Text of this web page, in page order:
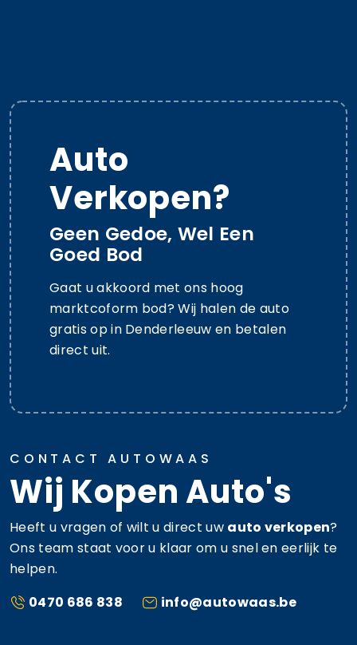
Auto
Verkopen?
Geen Gedoe, Wel Een
Goed Bod
Gaat u akkoord met ons hoog
marktcoform bod? Wij halen de auto
gratis op in Denderleeuw en betalen
direct uit.
CONTACT AUTOWAAS
Wij Kopen Auto's
Heeft u vragen of wilt u direct uw auto verkopen?
Ons team staat voor u klaar om u snel en eerlijk te
helpen.
0470 686 838
info@autowaas.be